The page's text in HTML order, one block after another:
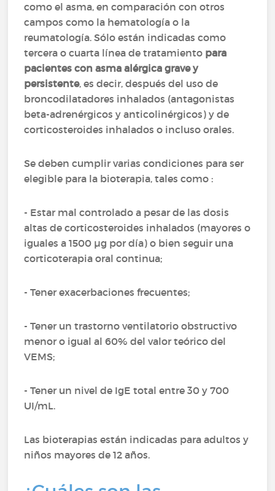
como el asma, en comparación con otros
campos como la hematología o la
reumatología. Sólo están indicadas como
tercera o cuarta línea de tratamiento para
pacientes con asma alérgica grave y
persistente, es decir, después del uso de
broncodilatadores inhalados (antagonistas
beta-adrenérgicos y anticolinérgicos) y de
corticosteroides inhalados o incluso orales.
Se deben cumplir varias condiciones para ser
elegible para la bioterapia, tales como :
- Estar mal controlado a pesar de las dosis
altas de corticosteroides inhalados (mayores o
iguales a 1500 µg por día) o bien seguir una
corticoterapia oral continua;
- Tener exacerbaciones frecuentes;
- Tener un trastorno ventilatorio obstructivo
menor o igual al 60% del valor teórico del
VEMS;
- Tener un nivel de IgE total entre 30 y 700
UI/mL.
Las bioterapias están indicadas para adultos y
niños mayores de 12 años.